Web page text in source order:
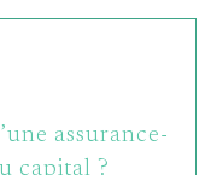
assurance-
capital ?